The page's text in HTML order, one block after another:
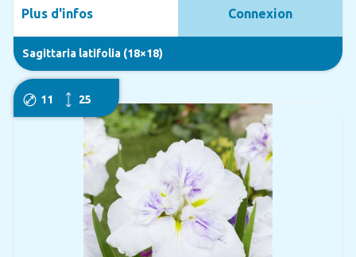
Sagittaria latifolia (18×18)
Plus d'infos Connexion
11 25